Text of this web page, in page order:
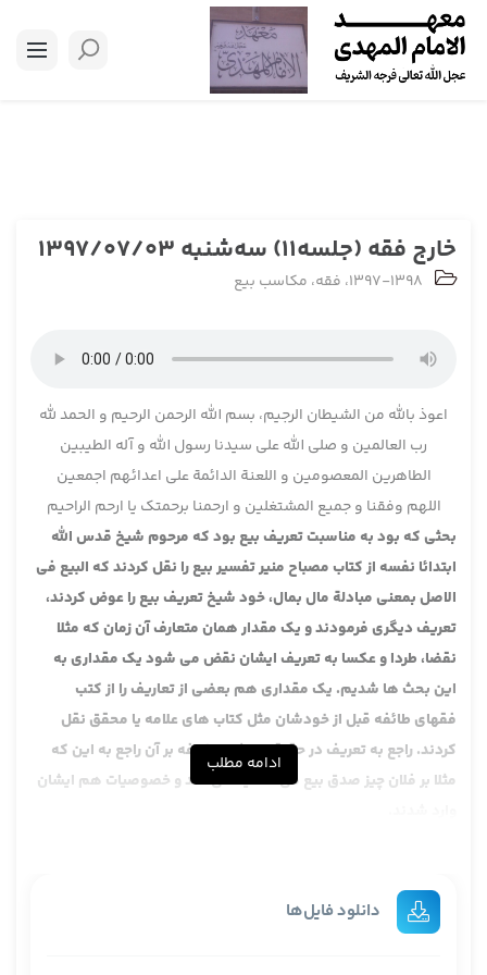
خارج فقه (جلسه11) سه‌شنبه 1397/07/03
1397-1398، فقه، مکاسب بیع
اعوذ بالله من الشیطان الرجیم، بسم الله الرحمن الرحیم و الحمد لله
رب العالمین و صلی الله علی سیدنا رسول الله و آله الطیبین
الطاهرین المعصومین و اللعنة الدائمة علی اعدائهم اجمعین
اللهم وفقنا و جمیع المشتغلین و ارحمنا برحمتک یا ارحم الراحیم
بحثی که بود به مناسبت تعریف بیع بود که مرحوم شیخ قدس الله
ابتدائا نفسه از کتاب مصباح منیر تفسیر بیع را نقل کردند که البیع فی
الاصل بمعنی مبادلة مال بمال، خود شیخ تعریف بیع را عوض کردند،
تعریف دیگری فرمودند و یک مقدار همان متعارف آن زمان که مثلا
نقضا، طردا و عکسا به تعریف ایشان نقض می شود یک مقداری به
این بحث ها شدیم. یک مقداری هم بعضی از تعاریف را از کتب
فقهای طائفه قبل از خودشان مثل کتاب های علامه یا محقق نقل
کردند. راجع به تعریف در حقیقت ایشان اضافه بر آن راجع به این که
مثلا بر فلان چیز صدق بیع می کند یا نمی کند و خصوصیات هم ایشان
درسی بوده و ایشان هم در اول و هو فی الاصل کما عن المصباح،
ایشان از مصباح المنیر مبادلة مال بمال را نقل می کنند. مرحوم شیخ
ادامه مطلب
دانلود فایل‌ها